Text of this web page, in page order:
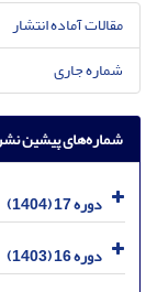
مقالات آماده انتشار
شماره جاری
شماره‌های پیشین
دوره 17 (1404)
دوره 16 (1403)